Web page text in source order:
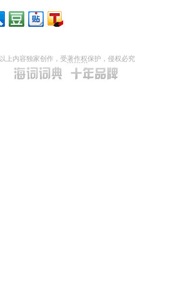
以上内容独家创作，受著作权保护，侵权必究